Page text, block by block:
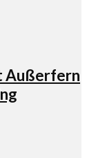
Außerfern